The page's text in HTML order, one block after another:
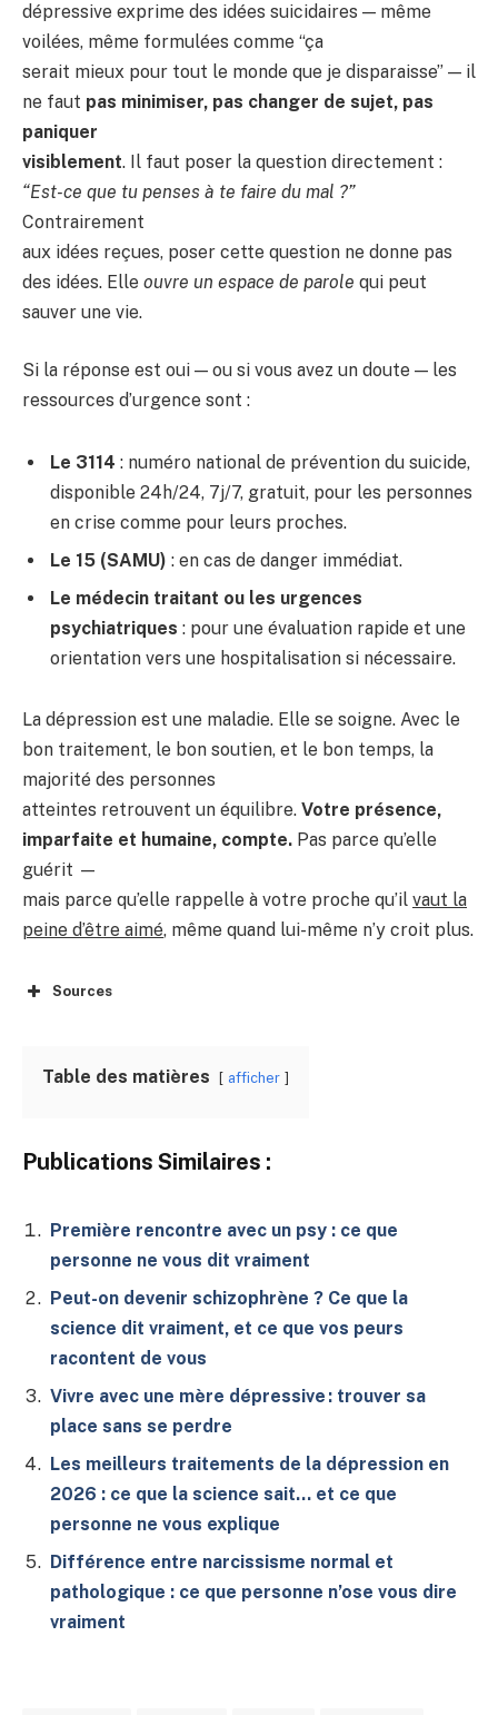
dépressive exprime des idées suicidaires — même
voilées, même formulées comme “ça
serait mieux pour tout le monde que je disparaisse” — il
ne faut pas minimiser, pas changer de sujet, pas
paniquer
visiblement. Il faut poser la question directement :
“Est-ce que tu penses à te faire du mal ?”
Contrairement
aux idées reçues, poser cette question ne donne pas
des idées. Elle ouvre un espace de parole qui peut
sauver une vie.
Si la réponse est oui — ou si vous avez un doute — les
ressources d’urgence sont :
Le 3114 : numéro national de prévention du suicide,
disponible 24h/24, 7j/7, gratuit, pour les personnes
en crise comme pour leurs proches.
Le 15 (SAMU) : en cas de danger immédiat.
Le médecin traitant ou les urgences
psychiatriques : pour une évaluation rapide et une
orientation vers une hospitalisation si nécessaire.
La dépression est une maladie. Elle se soigne. Avec le
bon traitement, le bon soutien, et le bon temps, la
majorité des personnes
atteintes retrouvent un équilibre. Votre présence,
imparfaite et humaine, compte. Pas parce qu’elle
guérit —
mais parce qu’elle rappelle à votre proche qu’il vaut la
peine d’être aimé, même quand lui-même n’y croit plus.
Sources
Table des matières afficher
Publications Similaires :
Première rencontre avec un psy : ce que
personne ne vous dit vraiment
Peut-on devenir schizophrène ? Ce que la
science dit vraiment, et ce que vos peurs
racontent de vous
Vivre avec une mère dépressive : trouver sa
place sans se perdre
Les meilleurs traitements de la dépression en
2026 : ce que la science sait… et ce que
personne ne vous explique
Différence entre narcissisme normal et
pathologique : ce que personne n’ose vous dire
vraiment